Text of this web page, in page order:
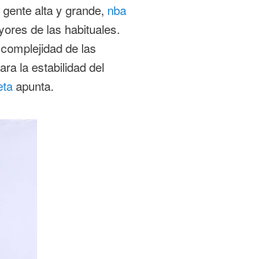
alta y grande, nba
de las habituales.
de las
la estabilidad del
apunta.